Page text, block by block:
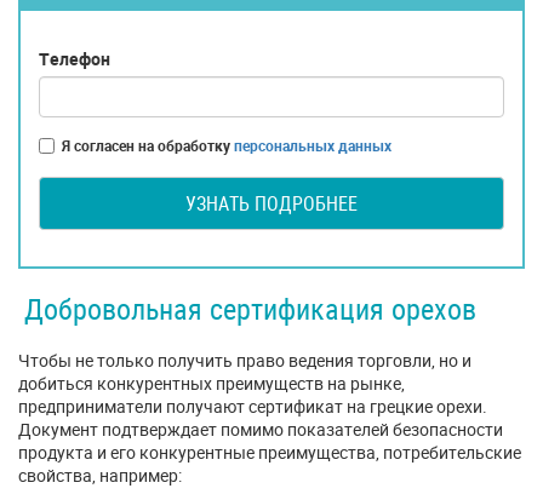
Телефон
Я согласен на обработкуперсональных данных
УЗНАТЬ ПОДРОБНЕЕ
Добровольная сертификация орехов
Чтобы не только получить право ведения торговли, но и
добиться конкурентных преимуществ на рынке,
предприниматели получают сертификат на грецкие орехи.
Документ подтверждает помимо показателей безопасности
продукта и его конкурентные преимущества, потребительские
свойства, например: